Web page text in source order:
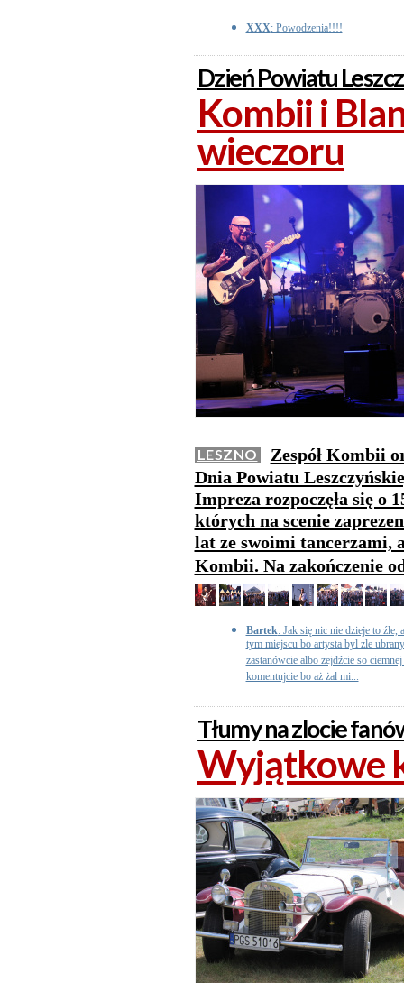
XXX: Powodzenia!!!!
Dzień Powiatu
Kombii i
wieczoru
LESZNO
Zespół Kombii
Dnia Powiatu
Impreza rozpoczęła się o
których na scenie
lat ze swoimi tancerzami,
Kombii. Na zakończenie
Bartek: Jak się nic nie dzieje to źle,
tym miejscu bo artysta byl zle
zastanówcie albo zejdźcie so
komentujcie bo aż żal mi...
Tłumy na zlocie
Wyjątkowe